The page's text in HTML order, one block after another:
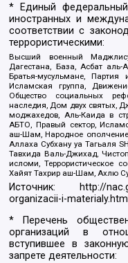
* Единый
иностранных и
соответствии с
террористическими:
Высший военный
Дагестана, База, Асбат
Братья-мусульмане, Партия
Исламская группа,
Общество социальных
наследия, Дом двух святых,
моджахедов, Аль-Каида в
АБТО, Правый сектор,
аш-Шам, Народное
Аллаха Субхану уа Тагьаля
Тавхида Валь-Джихад,
исломи, Террористическое
Хайят Тахрир аш-Шам, Ахлю
Источник:
http://
organizacii-i-materialy.html
* Перечень
организаций в
вступившее в
запрете деятельности: